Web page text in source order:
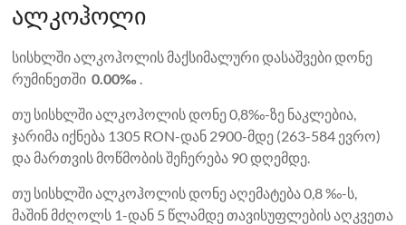
ალკოჰოლი
სისხლში ალკოჰოლის მაქსიმალური დასაშვები დონე
რუმინეთში0.00‰ .
თუ სისხლში ალკოჰოლის დონე 0,8‰-ზე ნაკლებია,
ჯარიმა იქნება 1305 RON-დან 2900-მდე (263-584 ევრო)
და მართვის მოწმობის შეჩერება 90 დღემდე.
თუ სისხლში ალკოჰოლის დონე აღემატება 0,8 ‰-ს,
მაშინ მძღოლს 1-დან 5 წლამდე თავისუფლების აღკვეთა